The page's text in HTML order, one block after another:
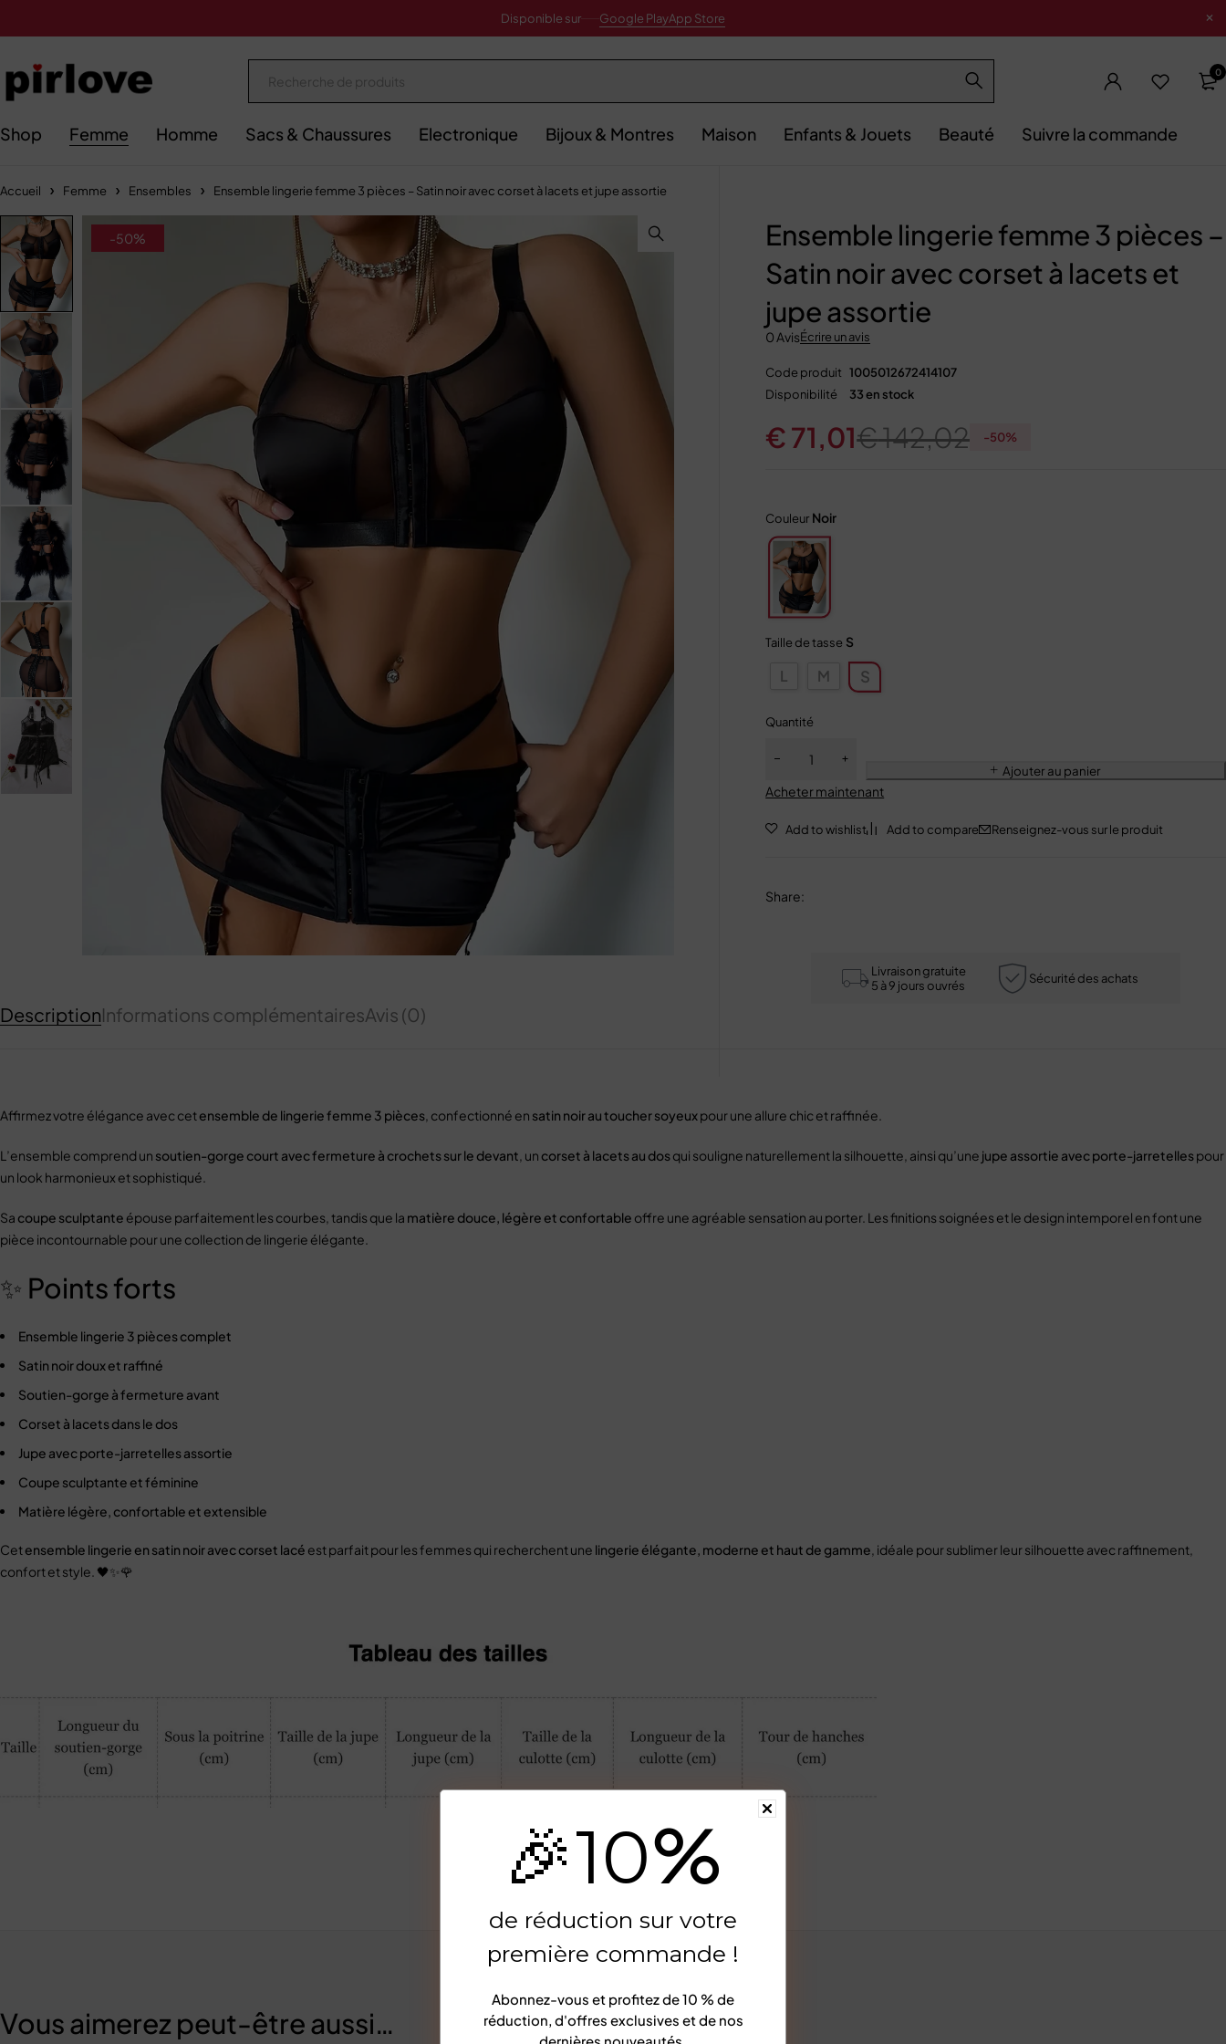
Disponible sur Google PlayApp Store
0
Shop Femme Homme Sacs & Chaussures Electronique Bijoux & Montres Maison Enfants & Jouets Beauté Suivre la commande
Accueil Femme Ensembles Ensemble lingerie femme 3 pièces – Satin noir avec corset à lacets et jupe assortie
-50%
Ensemble lingerie femme 3 pièces –
Satin noir avec corset à lacets et
jupe assortie
0 AvisÉcrire un avis
Code produit 1005012672414107
Disponibilité
33 en stock
€142,02
€71,01 -50%
Couleur Noir
Taille de tasse S
L M S
Quantité
Ajouter au panier
Acheter maintenant
Renseignez-vous sur le produit
Share:
Livraison gratuite
5 à 9 jours ouvrés
Sécurité des achats
DescriptionInformations complémentairesAvis (0)
Affirmez votre élégance avec cet ensemble de lingerie femme 3 pièces, confectionné en satin noir au toucher soyeuxpour une allure chic et raffinée.
L’ensemble comprend un soutien-gorge court avec fermeture à crochets sur le devant, un corset à lacets au dosqui souligne naturellement la silhouette, ainsi qu’une jupe assortie avec porte-jarretellespour
un look harmonieux et sophistiqué.
Sa coupe sculptante épouse parfaitement les courbes, tandis que la matière douce, légère et confortable offre une agréable sensation au porter. Les finitions soignées et le design intemporel en font une
pièce incontournable pour une collection de lingerie élégante.
✨ Points forts
Ensemble lingerie 3 pièces complet
Satin noir doux et raffiné
Soutien-gorge à fermeture avant
Corset à lacets dans le dos
Jupe avec porte-jarretelles assortie
Coupe sculptante et féminine
Matière légère, confortable et extensible
Cet ensemble lingerie en satin noir avec corset lacé est parfait pour les femmes qui recherchent une lingerie élégante, moderne et haut de gamme, idéale pour sublimer leur silhouette avec raffinement,
confort et style. 🖤✨🌹
🎉10%
de réduction sur votre
première commande !
Abonnez-vous et profitez de10 % de
réduction, d'offres exclusives et de nos
Afficher plus
Vous aimerez peut-être aussi…